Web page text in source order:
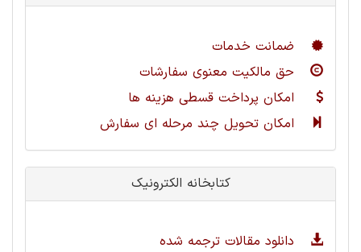
ضمانت خدمات
حق مالکیت معنوی سفارشات
امکان پرداخت قسطی هزینه ها
امکان تحویل چند مرحله ای سفارش
کتابخانه الکترونیک
دانلود مقالات ترجمه شده